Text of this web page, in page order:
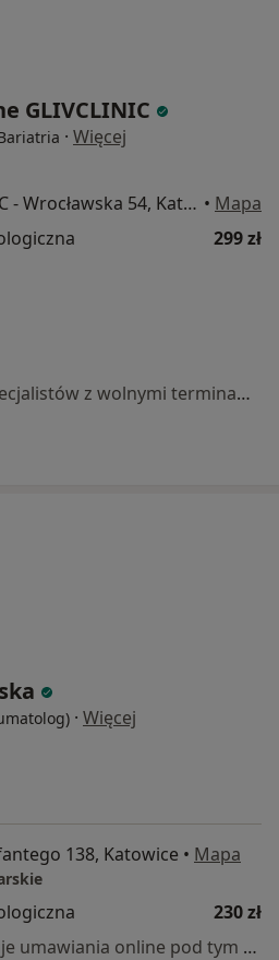
GLIVCLINIC
· Więcej
DL PIANO Segment C - Wrocławska 54, Katowice • Mapa
299 zł
Brak dostępnych specjalistów z wolnymi terminami w tym centrum medycznym.
· Więcej
138, Katowice • Mapa
230 zł
Specjalista nie oferuje umawiania online pod tym adresem.